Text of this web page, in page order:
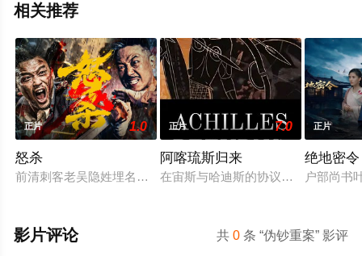
相关推荐
正片 1.0
怒杀
前清刺客老吴隐姓埋名于药铺，却为守护单亲母女小茜和依依
正片 7.0
阿喀琉斯归来
在宙斯与哈迪斯的协议下，年迈的阿
正片
绝地密令
户部尚书
共0 条 “伪钞重案” 影评
影片评论